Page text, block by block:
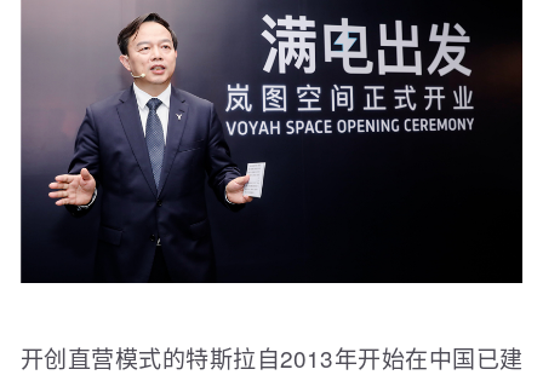
开创直营模式的特斯拉自2013年开始在中国已建